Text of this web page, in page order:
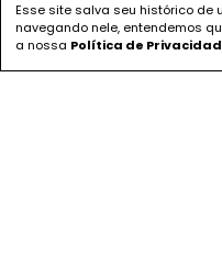
Esse site salva seu histórico de
navegando nele, entendemos
a nossa Política de